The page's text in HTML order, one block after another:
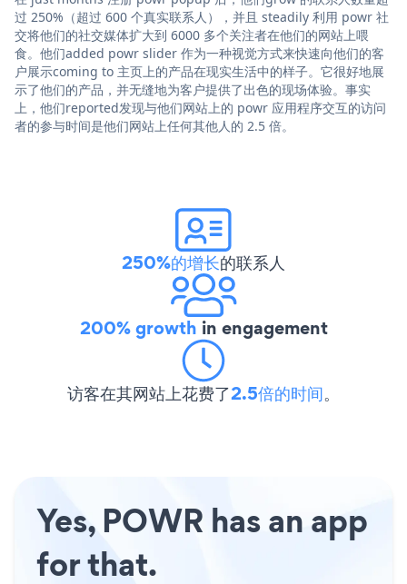
过 250%（超过 600 个真实联系人），并且 steadily 利用 powr 社
交将他们的社交媒体扩大到 6000 多个关注者在他们的网站上喂
食。他们added powr slider 作为一种视觉方式来快速向他们的客
户展示coming to 主页上的产品在现实生活中的样子。它很好地展
示了他们的产品，并无缝地为客户提供了出色的现场体验。事实
上，他们reported发现与他们网站上的 powr 应用程序交互的访问
者的参与时间是他们网站上任何其他人的 2.5 倍。
250%的增长的联系人
200% growth in engagement
访客在其网站上花费了2.5倍的时间。
Yes, POWR has an app
for that.